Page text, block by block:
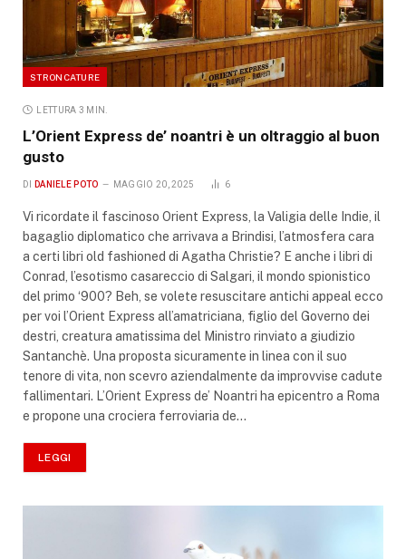
STRONCATURE
LETTURA 3 MIN.
L’Orient Express de’ noantri è un oltraggio al buon
gusto
DI DANIELE POTO MAGGIO 20, 2025 6
Vi ricordate il fascinoso Orient Express, la Valigia delle Indie, il
bagaglio diplomatico che arrivava a Brindisi, l’atmosfera cara
a certi libri old fashioned di Agatha Christie? E anche i libri di
Conrad, l’esotismo casareccio di Salgari, il mondo spionistico
del primo ‘900? Beh, se volete resuscitare antichi appeal ecco
per voi l’Orient Express all’amatriciana, figlio del Governo dei
destri, creatura amatissima del Ministro rinviato a giudizio
Santanchè. Una proposta sicuramente in linea con il suo
tenore di vita, non scevro aziendalmente da improvvise cadute
fallimentari. L’Orient Express de’ Noantri ha epicentro a Roma
e propone una crociera ferroviaria de…
LEGGI